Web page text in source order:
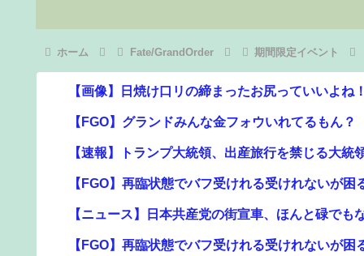
ホーム Fate/GrandOrder 期間限定イベント
【FGO】グランドみんな金フォウいれてるもん？
【速報】トランプ大統領、出産旅行を禁じる大
【FGO】再臨状態でバフ受けれる受けれないが困
【ニュース】日本共産党の街宣車、ほんと碌でも
【FGO】再臨状態でバフ受けれる受けれないが困
ジャングリア沖縄「ロイヤルチケット」の販売